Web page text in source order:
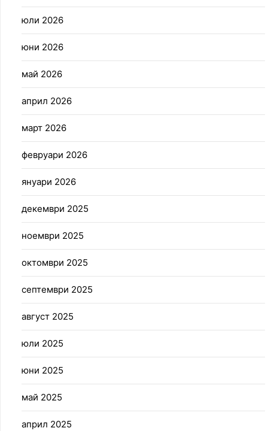
юли 2026
юни 2026
май 2026
април 2026
март 2026
февруари 2026
януари 2026
декември 2025
ноември 2025
октомври 2025
септември 2025
август 2025
юли 2025
юни 2025
май 2025
април 2025